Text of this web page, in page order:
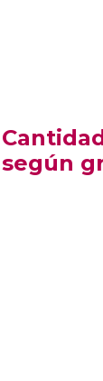
según